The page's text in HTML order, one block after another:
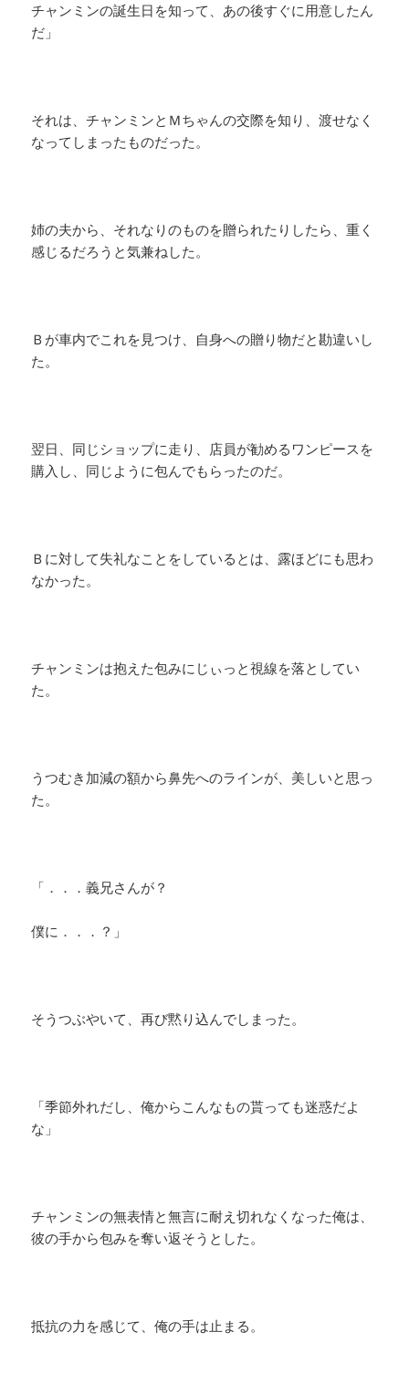
チャンミンの誕生日を知って、あの後すぐに用意したん
だ」
それは、チャンミンとＭちゃんの交際を知り、渡せなく
なってしまったものだった。
姉の夫から、それなりのものを贈られたりしたら、重く
感じるだろうと気兼ねした。
Ｂが車内でこれを見つけ、自身への贈り物だと勘違いし
た。
翌日、同じショップに走り、店員が勧めるワンピースを
購入し、同じように包んでもらったのだ。
Ｂに対して失礼なことをしているとは、露ほどにも思わ
なかった。
チャンミンは抱えた包みにじぃっと視線を落としてい
た。
うつむき加減の額から鼻先へのラインが、美しいと思っ
た。
「．．．義兄さんが？
僕に．．．？」
そうつぶやいて、再び黙り込んでしまった。
「季節外れだし、俺からこんなもの貰っても迷惑だよ
な」
チャンミンの無表情と無言に耐え切れなくなった俺は、
彼の手から包みを奪い返そうとした。
抵抗の力を感じて、俺の手は止まる。